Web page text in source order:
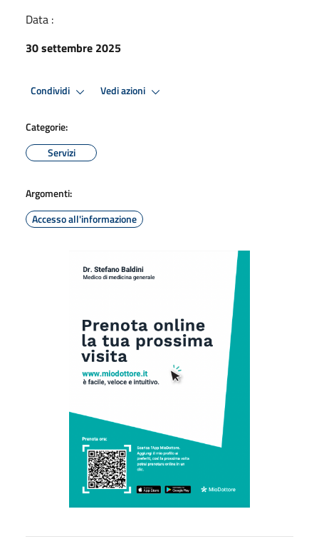
Data :
30 settembre 2025
Condividi Vedi azioni
Categorie:
Servizi
Argomenti:
Accesso all'informazione